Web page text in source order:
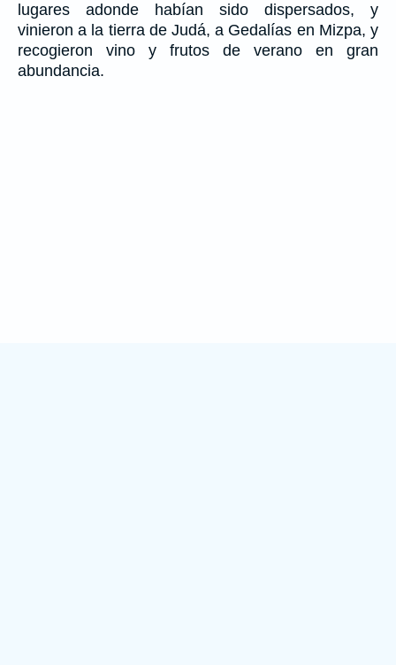
lugares adonde habían sido dispersados, y
vinieron a la tierra de Judá, a Gedalías en Mizpa, y
recogieron vino y frutos de verano en gran
abundancia.